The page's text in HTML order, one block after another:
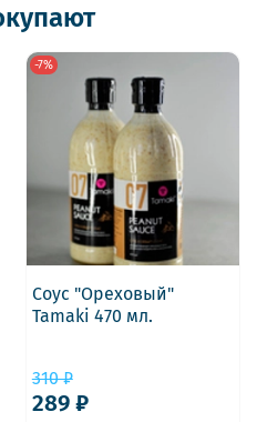
-7%
Соус "Ореховый"
Tamaki 470 мл.
310 ₽
289 ₽